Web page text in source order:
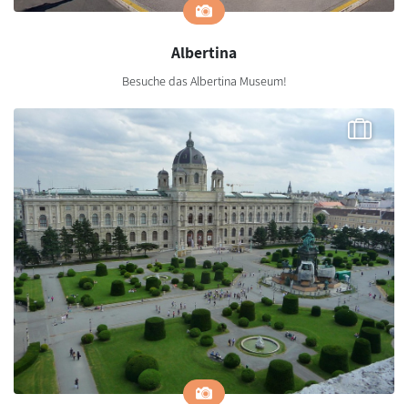
Albertina
Besuche das Albertina Museum!